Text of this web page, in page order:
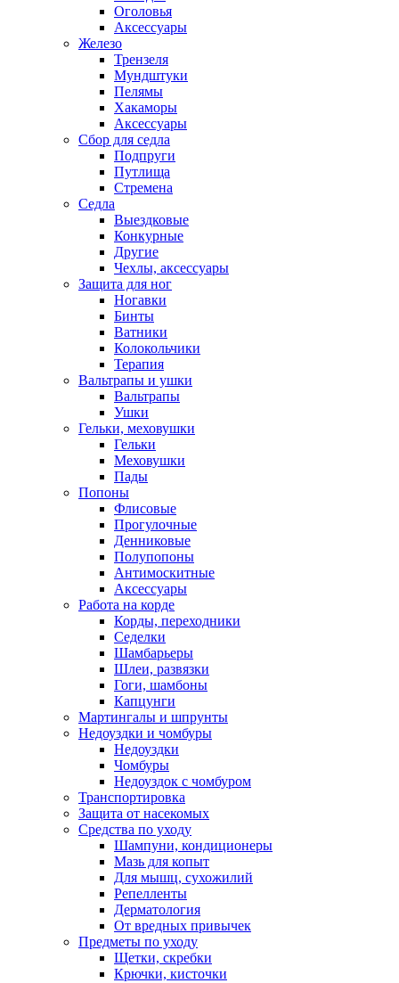
Оголовья
Аксессуары
Железо
Трензеля
Мундштуки
Пелямы
Хакаморы
Аксессуары
Сбор для седла
Подпруги
Путлища
Стремена
Седла
Выездковые
Конкурные
Другие
Чехлы, аксессуары
Защита для ног
Ногавки
Бинты
Ватники
Колокольчики
Терапия
Вальтрапы и ушки
Вальтрапы
Ушки
Гельки, меховушки
Гельки
Меховушки
Пады
Попоны
Флисовые
Прогулочные
Денниковые
Полупопоны
Антимоскитные
Аксессуары
Работа на корде
Корды, переходники
Седелки
Шамбарьеры
Шлеи, развязки
Гоги, шамбоны
Капцунги
Мартингалы и шпрунты
Недоуздки и чомбуры
Недоуздки
Чомбуры
Недоуздок с чомбуром
Транспортировка
Защита от насекомых
Средства по уходу
Шампуни, кондиционеры
Мазь для копыт
Для мышц, сухожилий
Репелленты
Дерматология
От вредных привычек
Предметы по уходу
Щетки, скребки
Крючки, кисточки